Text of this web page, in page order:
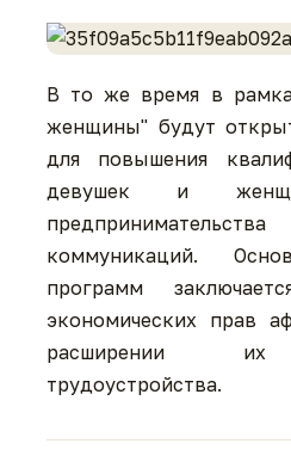
В то же время в
женщины" будут
для повышения
девушек и
коммуникаций.
программ
экономических прав
расширении их
трудоустройства.